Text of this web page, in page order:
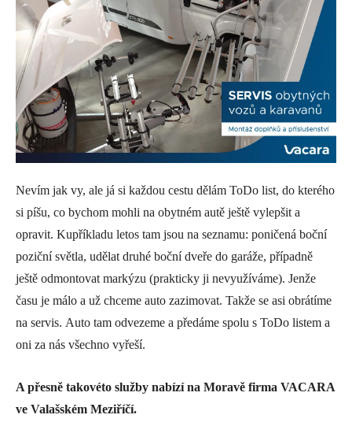
Nevím jak vy, ale já si každou cestu dělám ToDo list, do kterého
si píšu, co bychom mohli na obytném autě ještě vylepšit a
opravit. Kupříkladu letos tam jsou na seznamu: poničená boční
poziční světla, udělat druhé boční dveře do garáže, případně
ještě odmontovat markýzu (prakticky ji nevyužíváme). Jenže
času je málo a už chceme auto zazimovat. Takže se asi obrátíme
na servis. Auto tam odvezeme a předáme spolu s ToDo listem a
oni za nás všechno vyřeší.
A přesně takovéto služby nabízí na Moravě firma VACARA
ve Valašském Meziříčí.